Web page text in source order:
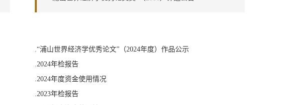
.“浦山世界经济学优秀论文”（2024年度）作品公示
.2024年检报告
.2024年度资金使用情况
.2023年检报告